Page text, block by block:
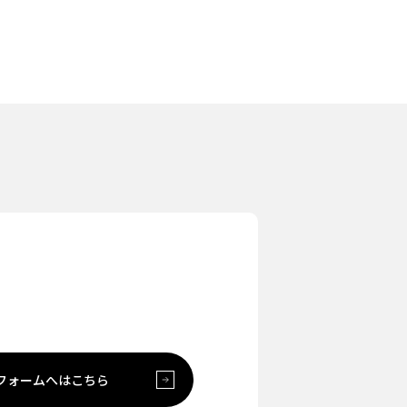
ォームへはこちら